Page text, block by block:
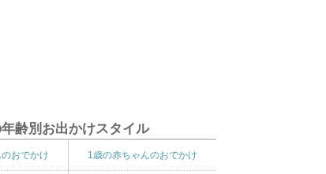
齢別お出かけスタイル
おでかけ 1歳の赤ちゃんのおでかけ